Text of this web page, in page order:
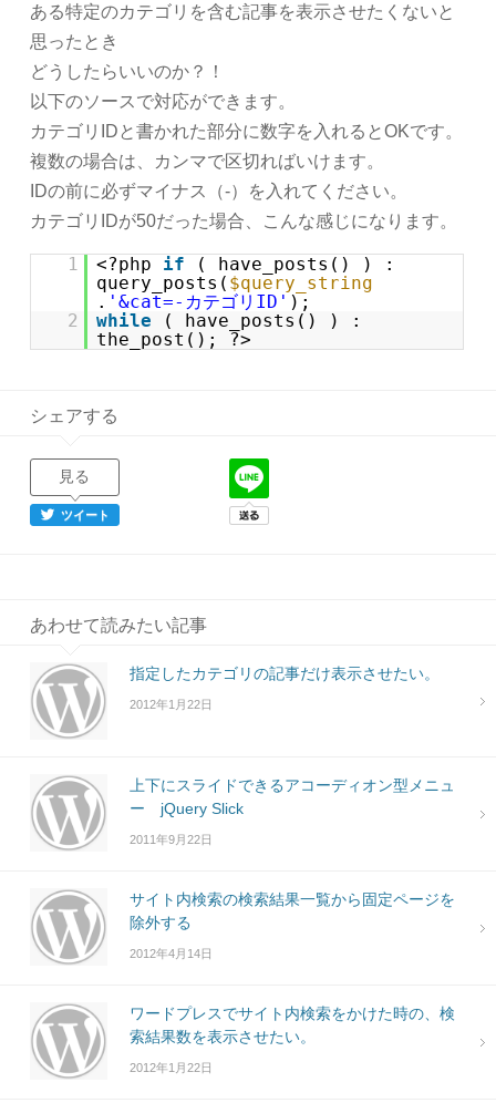
ある特定のカテゴリを含む記事を表示させたくないと
思ったとき
どうしたらいいのか？！
以下のソースで対応ができます。
カテゴリIDと書かれた部分に数字を入れるとOKです。
複数の場合は、カンマで区切ればいけます。
IDの前に必ずマイナス（-）を入れてください。
カテゴリIDが50だった場合、こんな感じになります。
1 <?php if
( have_posts() ) :
query_posts( $query_string
. '&cat=-カテゴリID' );
2
while
( have_posts() ) :
the_post(); ?>
シェアする
見る
ツイート
あわせて読みたい記事
指定したカテゴリの記事だけ表示させたい。
2012年1月22日
上下にスライドできるアコーディオン型メニュ
ー jQuery Slick
2011年9月22日
サイト内検索の検索結果一覧から固定ページを
除外する
2012年4月14日
ワードプレスでサイト内検索をかけた時の、検
索結果数を表示させたい。
2012年1月22日